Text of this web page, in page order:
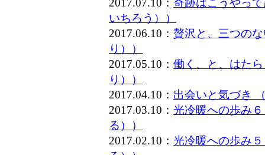
2017.07.10： 奇跡はこうやっ
いちろう））
2017.06.10： 贅沢と、三つの
り））
2017.05.10： 働く、と、はた
り））
2017.04.10： 出会いと気づき
2017.03.10： 光冷暖への歩み
る））
2017.02.10： 光冷暖への歩み